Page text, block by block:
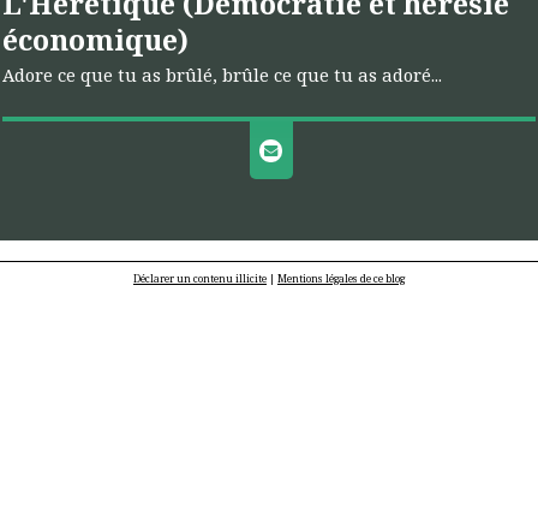
économique)
Adore ce que tu as brûlé, brûle ce que tu as adoré...
Déclarer un contenu illicite | Mentions légales de ce blog